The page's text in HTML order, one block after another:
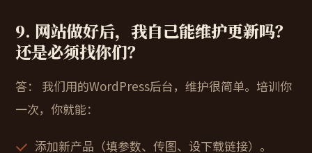
9. 网站做好后，我自己能维护更新吗？
还是必须找你们？
答：
我们用的WordPress后台，维护很简单。培训你
一次，你就能：
添加新产品（填参数、传图、设下载链接）。